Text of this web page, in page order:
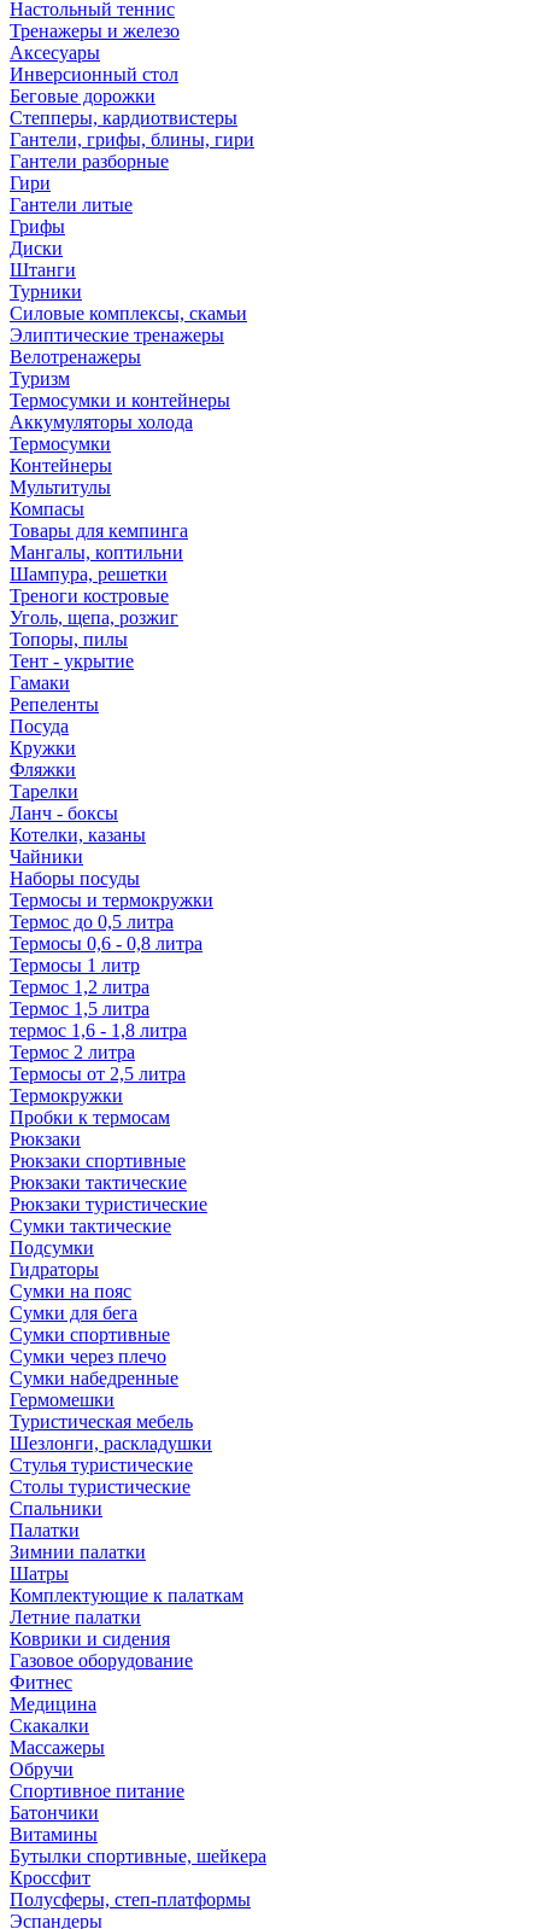
Настольный теннис
Тренажеры и железо
Аксесуары
Инверсионный стол
Беговые дорожки
Степперы, кардиотвистеры
Гантели, грифы, блины, гири
Гантели разборные
Гири
Гантели литые
Грифы
Диски
Штанги
Турники
Силовые комплексы, скамьи
Элиптические тренажеры
Велотренажеры
Туризм
Термосумки и контейнеры
Аккумуляторы холода
Термосумки
Контейнеры
Мультитулы
Компасы
Товары для кемпинга
Мангалы, коптильни
Шампура, решетки
Треноги костровые
Уголь, щепа, розжиг
Топоры, пилы
Тент - укрытие
Гамаки
Репеленты
Посуда
Кружки
Фляжки
Тарелки
Ланч - боксы
Котелки, казаны
Чайники
Наборы посуды
Термосы и термокружки
Термос до 0,5 литра
Термосы 0,6 - 0,8 литра
Термосы 1 литр
Термос 1,2 литра
Термос 1,5 литра
термос 1,6 - 1,8 литра
Термос 2 литра
Термосы от 2,5 литра
Термокружки
Пробки к термосам
Рюкзаки
Рюкзаки спортивные
Рюкзаки тактические
Рюкзаки туристические
Сумки тактические
Подсумки
Гидраторы
Сумки на пояс
Сумки для бега
Сумки спортивные
Сумки через плечо
Сумки набедренные
Гермомешки
Туристическая мебель
Шезлонги, раскладушки
Стулья туристические
Столы туристические
Спальники
Палатки
Зимнии палатки
Шатры
Комплектующие к палаткам
Летние палатки
Коврики и сидения
Газовое оборудование
Фитнес
Медицина
Скакалки
Массажеры
Обручи
Спортивное питание
Батончики
Витамины
Бутылки спортивные, шейкера
Кроссфит
Полусферы, степ-платформы
Эспандеры